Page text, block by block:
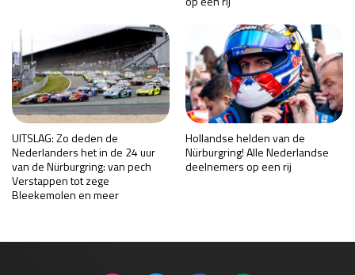
UITSLAG: Zo deden de
Nederlanders het in de 24 uur
van de Nürburgring: van pech
Verstappen tot zege
Bleekemolen en meer
Hollandse helden van de
Nürburgring! Alle Nederlandse
deelnemers op een rij